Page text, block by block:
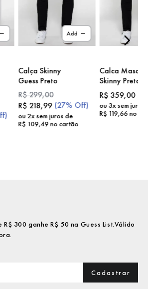
Add
Calça Skinny
Guess Preto
R$299,00
R$ 218,99 (27% Off)
ou2x sem juros de
R$ 109,49no cartão
Calca Masc
Skinny Preto
R$ 359,00
ou 3x sem juros
R$ 119,66no
R$ 300 ganhe R$ 50 na Guess List.Válido
Cadastrar